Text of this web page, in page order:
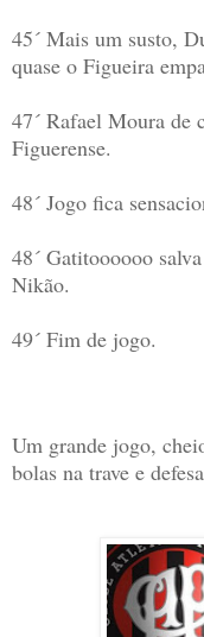
45´ Mais um susto,
quase o Figueira
47´ Rafael Moura de
Figuerense.
48´ Jogo fica
48´ Gatitoooooo
Nikão.
49´ Fim de jogo.
Um grande jogo,
bolas na trave e